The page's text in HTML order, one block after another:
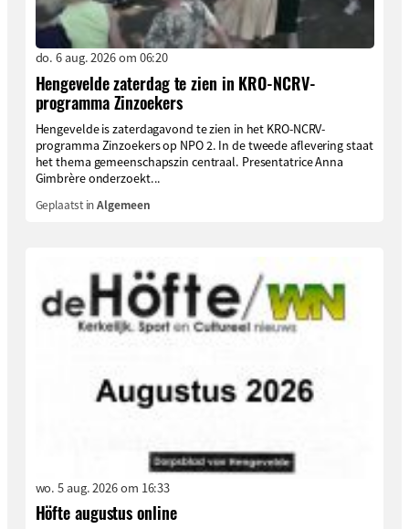
do. 6 aug. 2026 om 06:20
Hengevelde zaterdag te zien in KRO-NCRV-
programma Zinzoekers
Hengevelde is zaterdagavond te zien in het KRO-NCRV-
programma Zinzoekers op NPO 2. In de tweede aflevering staat
het thema gemeenschapszin centraal. Presentatrice Anna
Gimbrère onderzoekt...
Geplaatst inAlgemeen
wo. 5 aug. 2026 om 16:33
Höfte augustus online